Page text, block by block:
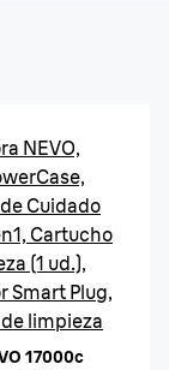
NEVO,
Cuidado
Cartucho
(1 ud.),
Smart Plug,
limpieza
17000c